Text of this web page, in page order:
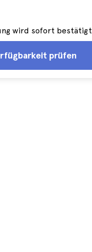
wird sofort bestätigt
prüfen